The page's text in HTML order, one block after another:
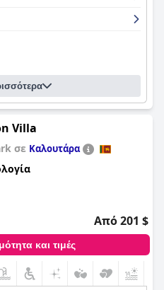
Villa
σε Καλουτάρα
Από 201 $
και τιμές